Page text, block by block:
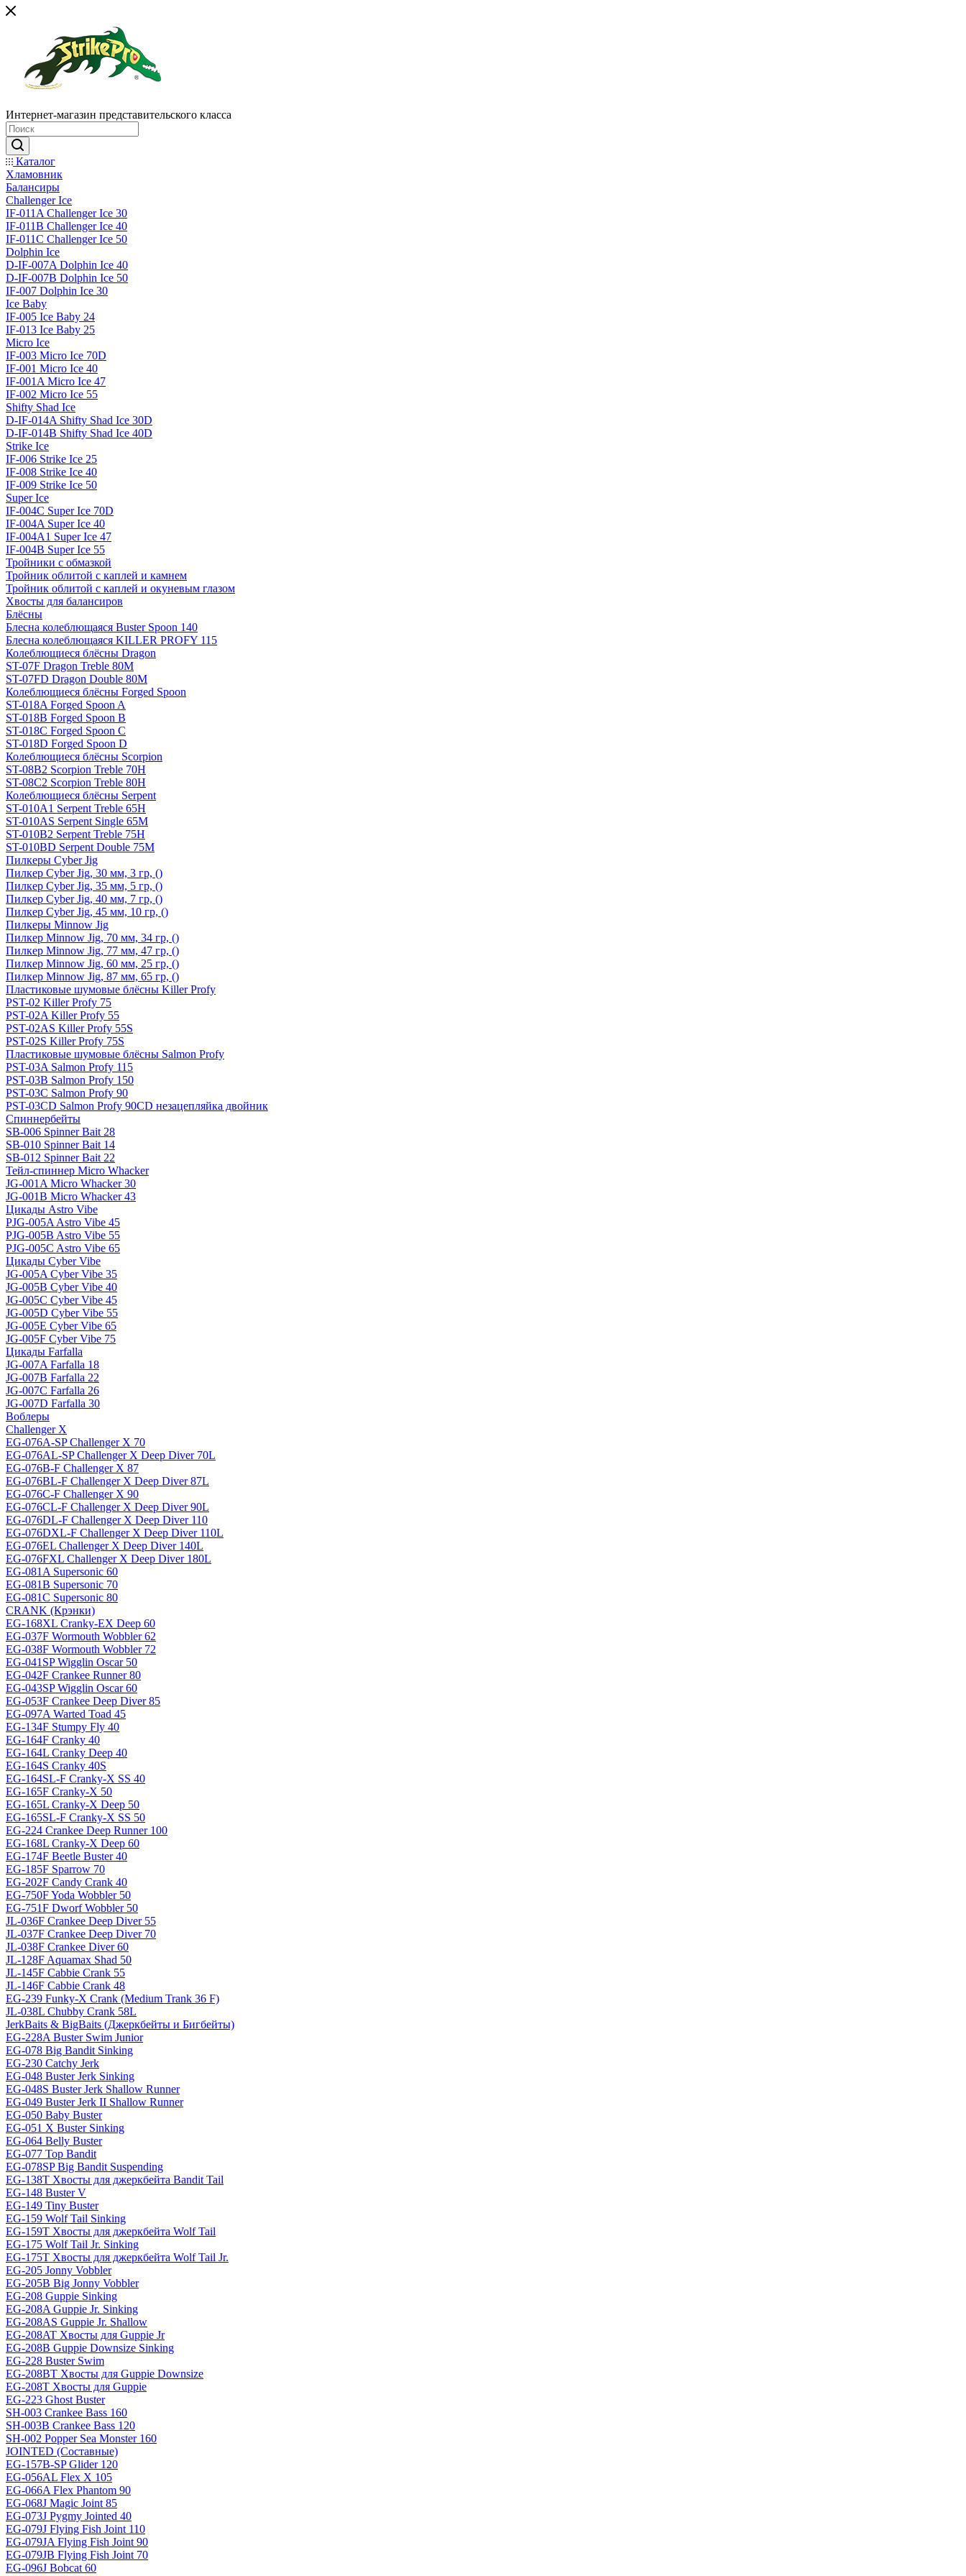
Интернет-магазин представительского класса
Каталог
Хламовник
Балансиры
Challenger Ice
IF-011A Challenger Ice 30
IF-011B Challenger Ice 40
IF-011C Challenger Ice 50
Dolphin Ice
D-IF-007A Dolphin Ice 40
D-IF-007B Dolphin Ice 50
IF-007 Dolphin Ice 30
Ice Baby
IF-005 Ice Baby 24
IF-013 Ice Baby 25
Micro Ice
IF-003 Micro Ice 70D
IF-001 Micro Ice 40
IF-001A Micro Ice 47
IF-002 Micro Ice 55
Shifty Shad Ice
D-IF-014A Shifty Shad Ice 30D
D-IF-014B Shifty Shad Ice 40D
Strike Ice
IF-006 Strike Ice 25
IF-008 Strike Ice 40
IF-009 Strike Ice 50
Super Ice
IF-004C Super Ice 70D
IF-004A Super Ice 40
IF-004A1 Super Ice 47
IF-004B Super Ice 55
Тройники с обмазкой
Тройник облитой с каплей и камнем
Тройник облитой с каплей и окуневым глазом
Хвосты для балансиров
Блёсны
Блесна колеблющаяся Buster Spoon 140
Блесна колеблющаяся KILLER PROFY 115
Колеблющиеся блёсны Dragon
ST-07F Dragon Treble 80M
ST-07FD Dragon Double 80M
Колеблющиеся блёсны Forged Spoon
ST-018A Forged Spoon A
ST-018B Forged Spoon B
ST-018C Forged Spoon C
ST-018D Forged Spoon D
Колеблющиеся блёсны Scorpion
ST-08B2 Scorpion Treble 70H
ST-08C2 Scorpion Treble 80H
Колеблющиеся блёсны Serpent
ST-010A1 Serpent Treble 65H
ST-010AS Serpent Single 65M
ST-010B2 Serpent Treble 75H
ST-010BD Serpent Double 75M
Пилкеры Cyber Jig
Пилкер Cyber Jig, 30 мм, 3 гр, ()
Пилкер Cyber Jig, 35 мм, 5 гр, ()
Пилкер Cyber Jig, 40 мм, 7 гр, ()
Пилкер Cyber Jig, 45 мм, 10 гр, ()
Пилкеры Minnow Jig
Пилкер Minnow Jig, 70 мм, 34 гр, ()
Пилкер Minnow Jig, 77 мм, 47 гр, ()
Пилкер Minnow Jig, 60 мм, 25 гр, ()
Пилкер Minnow Jig, 87 мм, 65 гр, ()
Пластиковые шумовые блёсны Killer Profy
PST-02 Killer Profy 75
PST-02A Killer Profy 55
PST-02AS Killer Profy 55S
PST-02S Killer Profy 75S
Пластиковые шумовые блёсны Salmon Profy
PST-03A Salmon Profy 115
PST-03B Salmon Profy 150
PST-03C Salmon Profy 90
PST-03CD Salmon Profy 90CD незацепляйка двойник
Спиннербейты
SB-006 Spinner Bait 28
SB-010 Spinner Bait 14
SB-012 Spinner Bait 22
Тейл-спиннер Micro Whacker
JG-001A Micro Whacker 30
JG-001B Micro Whacker 43
Цикады Astro Vibe
PJG-005A Astro Vibe 45
PJG-005B Astro Vibe 55
PJG-005C Astro Vibe 65
Цикады Cyber Vibe
JG-005A Cyber Vibe 35
JG-005B Cyber Vibe 40
JG-005C Cyber Vibe 45
JG-005D Cyber Vibe 55
JG-005E Cyber Vibe 65
JG-005F Cyber Vibe 75
Цикады Farfalla
JG-007A Farfalla 18
JG-007B Farfalla 22
JG-007C Farfalla 26
JG-007D Farfalla 30
Воблеры
Challenger X
EG-076A-SP Challenger X 70
EG-076AL-SP Challenger X Deep Diver 70L
EG-076B-F Challenger X 87
EG-076BL-F Challenger X Deep Diver 87L
EG-076C-F Challenger X 90
EG-076CL-F Challenger X Deep Diver 90L
EG-076DL-F Challenger X Deep Diver 110
EG-076DXL-F Challenger X Deep Diver 110L
EG-076EL Challenger X Deep Diver 140L
EG-076FXL Challenger X Deep Diver 180L
EG-081A Supersonic 60
EG-081B Supersonic 70
EG-081C Supersonic 80
CRANK (Крэнки)
EG-168XL Cranky-EX Deep 60
EG-037F Wormouth Wobbler 62
EG-038F Wormouth Wobbler 72
EG-041SP Wigglin Oscar 50
EG-042F Crankee Runner 80
EG-043SP Wigglin Oscar 60
EG-053F Crankee Deep Diver 85
EG-097A Warted Toad 45
EG-134F Stumpy Fly 40
EG-164F Cranky 40
EG-164L Cranky Deep 40
EG-164S Cranky 40S
EG-164SL-F Cranky-X SS 40
EG-165F Cranky-X 50
EG-165L Cranky-X Deep 50
EG-165SL-F Cranky-X SS 50
EG-224 Crankee Deep Runner 100
EG-168L Cranky-X Deep 60
EG-174F Beetle Buster 40
EG-185F Sparrow 70
EG-202F Candy Crank 40
EG-750F Yoda Wobbler 50
EG-751F Dworf Wobbler 50
JL-036F Crankee Deep Diver 55
JL-037F Crankee Deep Diver 70
JL-038F Crankee Diver 60
JL-128F Aquamax Shad 50
JL-145F Cabbie Crank 55
JL-146F Cabbie Crank 48
EG-239 Funky-X Crank (Medium Trank 36 F)
JL-038L Chubby Crank 58L
JerkBaits & BigBaits (Джеркбейты и Бигбейты)
EG-228A Buster Swim Junior
EG-078 Big Bandit Sinking
EG-230 Catchy Jerk
EG-048 Buster Jerk Sinking
EG-048S Buster Jerk Shallow Runner
EG-049 Buster Jerk II Shallow Runner
EG-050 Baby Buster
EG-051 X Buster Sinking
EG-064 Belly Buster
EG-077 Top Bandit
EG-078SP Big Bandit Suspending
EG-138T Хвосты для джеркбейта Bandit Tail
EG-148 Buster V
EG-149 Tiny Buster
EG-159 Wolf Tail Sinking
EG-159T Хвосты для джеркбейта Wolf Tail
EG-175 Wolf Tail Jr. Sinking
EG-175T Хвосты для джеркбейта Wolf Tail Jr.
EG-205 Jonny Vobbler
EG-205B Big Jonny Vobbler
EG-208 Guppie Sinking
EG-208A Guppie Jr. Sinking
EG-208AS Guppie Jr. Shallow
EG-208AT Хвосты для Guppie Jr
EG-208B Guppie Downsize Sinking
EG-228 Buster Swim
EG-208BT Хвосты для Guppie Downsize
EG-208T Хвосты для Guppie
EG-223 Ghost Buster
SH-003 Crankee Bass 160
SH-003B Crankee Bass 120
SH-002 Popper Sea Monster 160
JOINTED (Составные)
EG-157B-SP Glider 120
EG-056AL Flex X 105
EG-066A Flex Phantom 90
EG-068J Magic Joint 85
EG-073J Pygmy Jointed 40
EG-079J Flying Fish Joint 110
EG-079JA Flying Fish Joint 90
EG-079JB Flying Fish Joint 70
EG-096J Bobcat 60